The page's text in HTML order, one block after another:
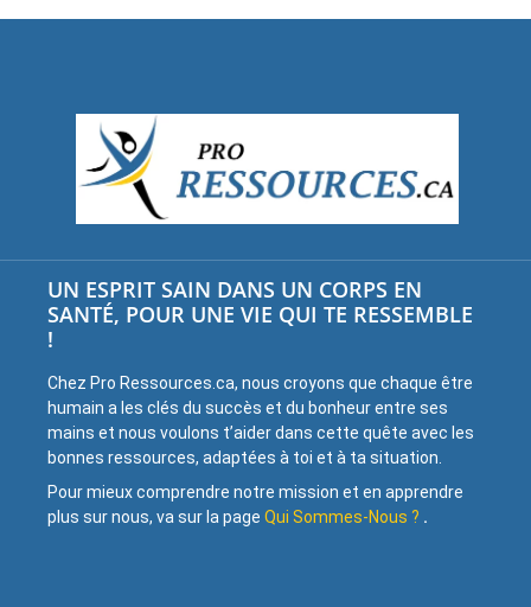
UN ESPRIT SAIN DANS UN CORPS EN
SANTÉ, POUR UNE VIE QUI TE RESSEMBLE
!
Chez Pro Ressources.ca, nous croyons que chaque être
humain a les clés du succès et du bonheur entre ses
mains et nous voulons t’aider dans cette quête avec les
bonnes ressources, adaptées à toi et à ta situation.
Pour mieux comprendre notre mission et en apprendre
plus sur nous, va sur la page Qui Sommes-Nous ? .